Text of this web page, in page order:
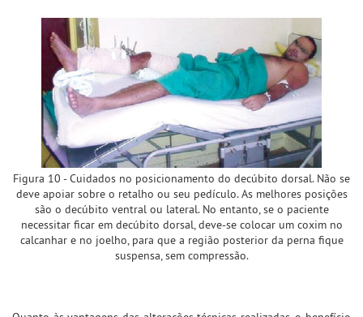
Figura 10 - Cuidados no posicionamento do decúbito dorsal. Não se
deve apoiar sobre o retalho ou seu pedículo. As melhores posições
são o decúbito ventral ou lateral. No entanto, se o paciente
necessitar ficar em decúbito dorsal, deve-se colocar um coxim no
calcanhar e no joelho, para que a região posterior da perna fique
suspensa, sem compressão.